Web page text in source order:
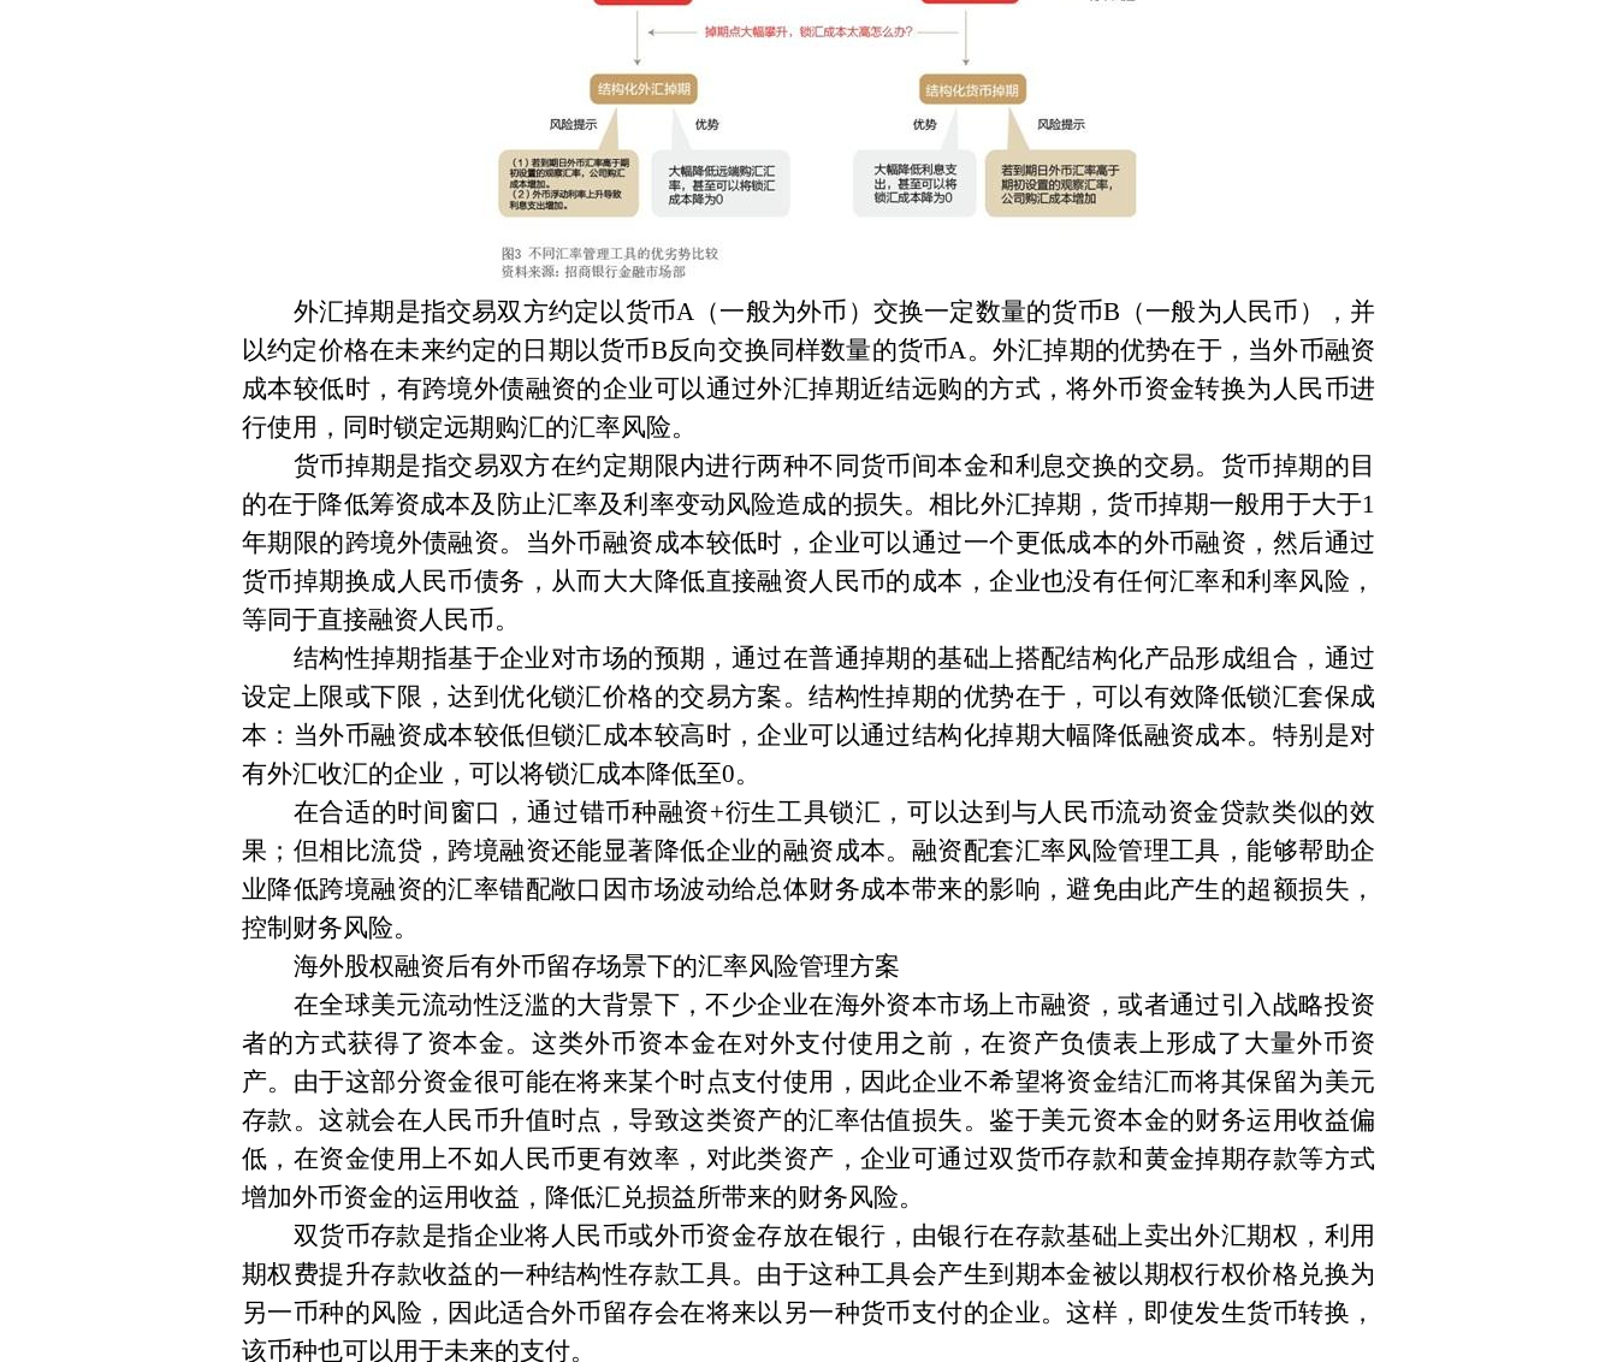
外汇掉期是指交易双方约定以货币A （一般为外币）交换一定数量的货币B （一般为人民币），并
以约定价格在未来约定的日期以货币B反向交换同样数量的货币A。外汇掉期的优势在于，当外币融资
成本较低时，有跨境外债融资的企业可以通过外汇掉期近结远购的方式，将外币资金转换为人民币进
行使用，同时锁定远期购汇的汇率风险。
货币掉期是指交易双方在约定期限内进行两种不同货币间本金和利息交换的交易。货币掉期的目
的在于降低筹资成本及防止汇率及利率变动风险造成的损失。相比外汇掉期，货币掉期一般用于大于1
年期限的跨境外债融资。当外币融资成本较低时，企业可以通过一个更低成本的外币融资，然后通过
货币掉期换成人民币债务，从而大大降低直接融资人民币的成本，企业也没有任何汇率和利率风险，
等同于直接融资人民币。
结构性掉期指基于企业对市场的预期，通过在普通掉期的基础上搭配结构化产品形成组合，通过
设定上限或下限，达到优化锁汇价格的交易方案。结构性掉期的优势在于，可以有效降低锁汇套保成
本：当外币融资成本较低但锁汇成本较高时，企业可以通过结构化掉期大幅降低融资成本。特别是对
有外汇收汇的企业，可以将锁汇成本降低至0。
在合适的时间窗口，通过错币种融资+衍生工具锁汇，可以达到与人民币流动资金贷款类似的效
果；但相比流贷，跨境融资还能显著降低企业的融资成本。融资配套汇率风险管理工具，能够帮助企
业降低跨境融资的汇率错配敞口因市场波动给总体财务成本带来的影响，避免由此产生的超额损失，
控制财务风险。
海外股权融资后有外币留存场景下的汇率风险管理方案
在全球美元流动性泛滥的大背景下，不少企业在海外资本市场上市融资，或者通过引入战略投资
者的方式获得了资本金。这类外币资本金在对外支付使用之前，在资产负债表上形成了大量外币资
产。由于这部分资金很可能在将来某个时点支付使用，因此企业不希望将资金结汇而将其保留为美元
存款。这就会在人民币升值时点，导致这类资产的汇率估值损失。鉴于美元资本金的财务运用收益偏
低，在资金使用上不如人民币更有效率，对此类资产，企业可通过双货币存款和黄金掉期存款等方式
增加外币资金的运用收益，降低汇兑损益所带来的财务风险。
双货币存款是指企业将人民币或外币资金存放在银行，由银行在存款基础上卖出外汇期权，利用
期权费提升存款收益的一种结构性存款工具。由于这种工具会产生到期本金被以期权行权价格兑换为
另一币种的风险，因此适合外币留存会在将来以另一种货币支付的企业。这样，即使发生货币转换，
该币种也可以用于未来的支付。